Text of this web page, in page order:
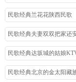
民歌经典兰花花陕西民歌
民歌经典夫妻双双把家还
民歌经典北京的金太阳藏